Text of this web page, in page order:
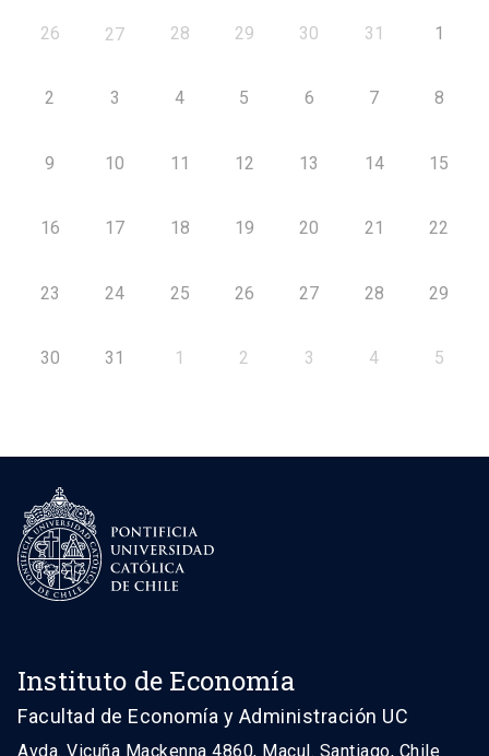
26 27 28 29 30 31 1
2 3 4 5 6 7 8
9 10 11 12 13 14 15
16 17 18 19 20 21 22
23 24 25 26 27 28 29
30 31 1 2 3 4 5
Instituto de Economía
Facultad de Economía y Administración UC
Avda. Vicuña Mackenna 4860, Macul. Santiago, Chile